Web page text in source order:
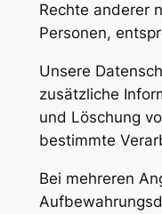
Rechte anderer
Personen,
Unsere
zusätzliche
und Löschung
bestimmte
Bei mehreren